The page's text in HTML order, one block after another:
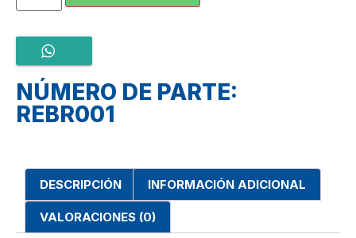
NÚMERO DE PARTE:
REBR001
DESCRIPCIÓN INFORMACIÓN ADICIONAL
VALORACIONES (0)